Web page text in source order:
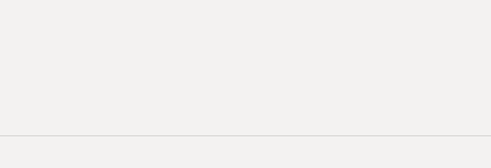
Ma Rainey und Ethel Waters sich eine Auszeit von der